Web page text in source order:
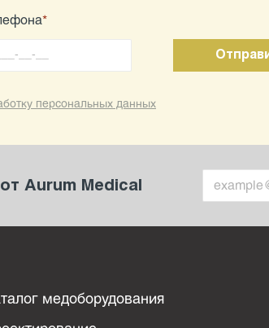
*
персональных данных
Aurum Medical
медоборудования